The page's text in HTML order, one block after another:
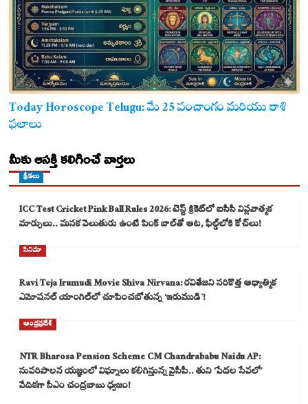
Today Horoscope Telugu: మే 25 పంచాంగం మరియు రాశి
ఫలాలు
మీకు ఆసక్తి కలిగించే వార్తలు
క్రీడలు
ICC Test Cricket Pink Ball Rules 2026: టెస్ట్ క్రికెట్‌లో ఐసీసీ విప్లవాత్మక
మార్పులు.. మసక వెలుతురు ఉంటే పింక్ బాల్‌తో ఆట, ఫీల్డ్‌లోకి కోచ్‌లు!
సినిమా
Ravi Teja Irumudi Movie Shiva Nirvana: రవితేజని సరికొత్త ఆధ్యాత్మిక
ఎమోషనల్ యాంగిల్‌లో చూపించబోతున్న ‘ఇరుముడి`!
ఆంధ్రప్రదేశ్
NTR Bharosa Pension Scheme CM Chandrababu Naidu AP:
సుపరిపాలన యజ్ఞంలో విఘ్నాలు కలిగిస్తున్న వైసీపీ.. తుని ‘పేదల సేవలో’
వేదికగా సీఎం చంద్రబాబు ధ్వజం!